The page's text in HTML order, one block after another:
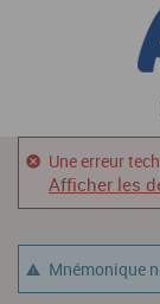
Une erreur
Afficher les
Mnémonique